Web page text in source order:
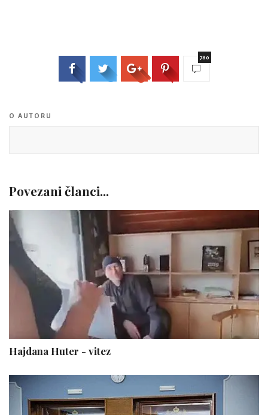
780
O AUTORU
Povezani članci...
Hajdana Huter - vitez